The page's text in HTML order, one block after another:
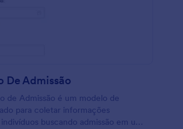
De Admissão
de Admissão é um modelo de
para coletar informações
buscando admissão em uma